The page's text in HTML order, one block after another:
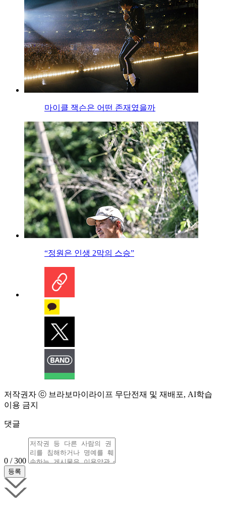
마이클 잭슨은 어떤 존재였을까
“정원은 인생 2막의 스승”
저작권자 ⓒ 브라보마이라이프 무단전재 및 재배포, AI학습
이용 금지
댓글
0 / 300